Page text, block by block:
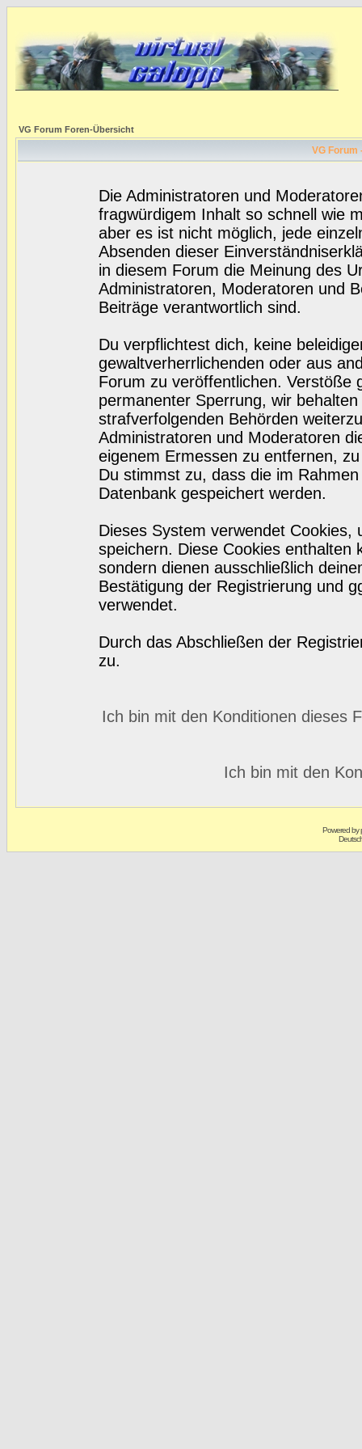
VG Forum Foren-Übersicht
VG
Die Administratoren und
fragwürdigem Inhalt so schnell wie
aber es ist nicht möglich, jede
Absenden dieser
in diesem Forum die Meinung des
Administratoren, Moderatoren und
Beiträge verantwortlich sind.
Du verpflichtest dich, keine
gewaltverherrlichenden oder aus
Forum zu veröffentlichen. Verstöße
permanenter Sperrung, wir
strafverfolgenden Behörden
Administratoren und Moderatoren
eigenem Ermessen zu entfernen,
Du stimmst zu, dass die im
Datenbank gespeichert werden.
Dieses System verwendet
speichern. Diese Cookies enthalten
sondern dienen ausschließlich
Bestätigung der Registrierung und
verwendet.
Durch das Abschließen der
zu.
Ich bin mit den Konditionen dieses
Ich bin mit den
Powered by